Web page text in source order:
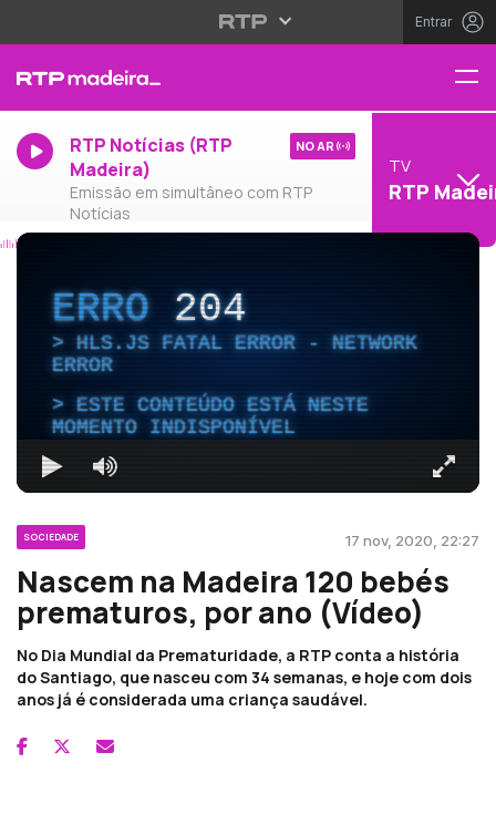
Entrar
RTP Notícias (RTP
Madeira)
Emissão em simultâneo com RTP
Notícias
NO AR
TV
RTP
ERRO204
HLS.JS FATAL ERROR - NETWORK
ERROR
ESTE CONTEÚDO ESTÁ NESTE
MOMENTO INDISPONÍVEL
SOCIEDADE 17 nov, 2020, 22:27
Nascem na Madeira 120 bebés
prematuros, por ano (Vídeo)
No Dia Mundial da Prematuridade, a RTP conta a história
do Santiago, que nasceu com 34 semanas, e hoje com dois
anos já é considerada uma criança saudável.